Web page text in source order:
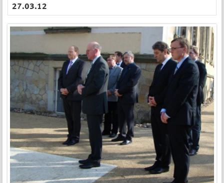
27.03.12